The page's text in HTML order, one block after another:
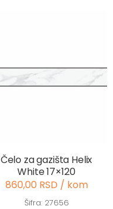
Čelo za gazišta Helix
White 17×120
860,00 RSD / kom
Šifra: 27656